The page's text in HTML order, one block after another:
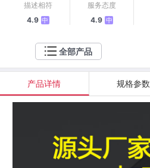
描述相符
4.9 中
服务态度
4.9 中
全部产品
产品详情 规格参数